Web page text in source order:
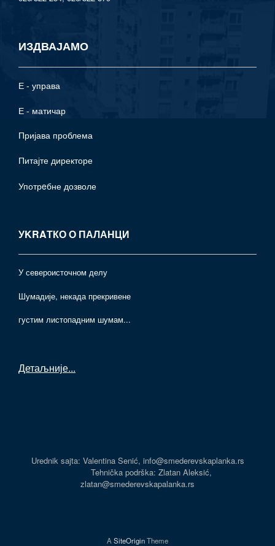
ИЗДВАЈАМО
Е - управа
Е - матичар
Пријава проблема
Питајте директоре
Употрeбне дозволе
УKRAТКО О ПАЛАНЦИ
У североисточном делу
Шумадије, некада прекривене
густим листопадним шумам...
Детаљније...
Urednik sajta: Valentina Senić, info@smederevskaplanka.rs
Tehnička podrška: Zlatan Aleksić,
zlatan@smederevskapalanka.rs
A SiteOriginTheme